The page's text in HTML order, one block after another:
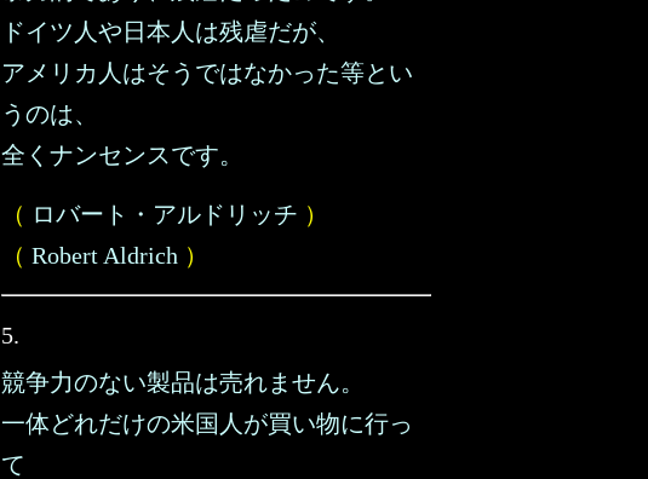
ドイツ人や日本人は残虐だが、
アメリカ人はそうではなかった等とい
うのは、
全くナンセンスです。
（ ロバート・アルドリッチ ）
（ Robert Aldrich ）
5.
競争力のない製品は売れません。
一体どれだけの米国人が買い物に行っ
て